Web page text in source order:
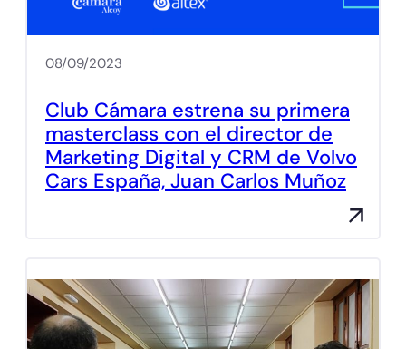
08/09/2023
Club Cámara estrena su primera
masterclass con el director de
Marketing Digital y CRM de Volvo
Cars España, Juan Carlos Muñoz